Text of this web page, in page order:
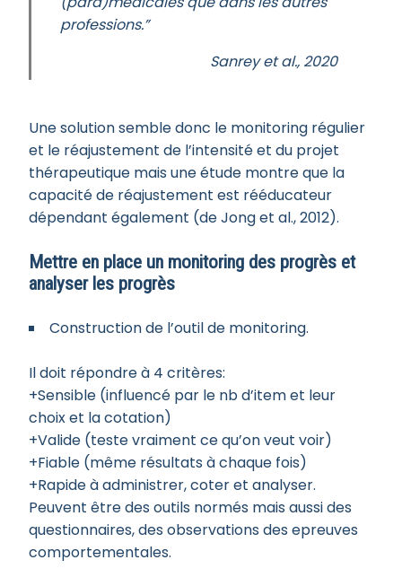
professions.”
Sanrey et al., 2020
Une solution semble donc le monitoring régulier
et le réajustement de l’intensité et du projet
thérapeutique mais une étude montre que la
capacité de réajustement est rééducateur
dépendant également (de Jong et al., 2012).
Mettre en place un monitoring des progrès et
analyser les progrès
Construction de l’outil de monitoring.
Il doit répondre à 4 critères:
+Sensible (influencé par le nb d’item et leur
choix et la cotation)
+Valide (teste vraiment ce qu’on veut voir)
+Fiable (même résultats à chaque fois)
+Rapide à administrer, coter et analyser.
Peuvent être des outils normés mais aussi des
questionnaires, des observations des epreuves
comportementales.